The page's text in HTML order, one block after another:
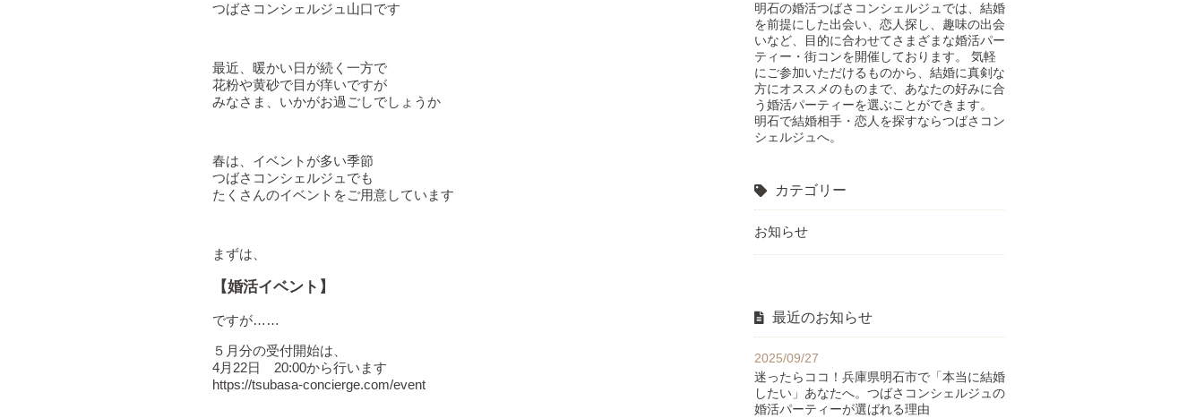
つばさコンシェルジュ山口です
最近、暖かい日が続く一方で
花粉や黄砂で目が痒いですが
みなさま、いかがお過ごしでしょうか
春は、イベントが多い季節
つばさコンシェルジュでも
たくさんのイベントをご用意しています
まずは、
【婚活イベント】
ですが……
５月分の受付開始は、
4月22日 20:00から行います
https://tsubasa-concierge.com/event
明石の婚活つばさコンシェルジュでは、結婚
を前提にした出会い、恋人探し、趣味の出会
いなど、目的に合わせてさまざまな婚活パー
ティー・街コンを開催しております。 気軽
にご参加いただけるものから、結婚に真剣な
方にオススメのものまで、あなたの好みに合
う婚活パーティーを選ぶことができます。
明石で結婚相手・恋人を探すならつばさコン
シェルジュへ。
カテゴリー
お知らせ
最近のお知らせ
2025/09/27
迷ったらココ！兵庫県明石市で「本当に結婚
したい」あなたへ。つばさコンシェルジュの
婚活パーティーが選ばれる理由